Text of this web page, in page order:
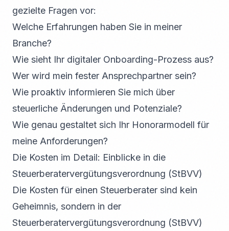
gezielte Fragen vor:
Welche Erfahrungen haben Sie in meiner
Branche?
Wie sieht Ihr digitaler Onboarding-Prozess aus?
Wer wird mein fester Ansprechpartner sein?
Wie proaktiv informieren Sie mich über
steuerliche Änderungen und Potenziale?
Wie genau gestaltet sich Ihr Honorarmodell für
meine Anforderungen?
Die Kosten im Detail: Einblicke in die
Steuerberatervergütungsverordnung (StBVV)
Die Kosten für einen Steuerberater sind kein
Geheimnis, sondern in der
Steuerberatervergütungsverordnung (StBVV)